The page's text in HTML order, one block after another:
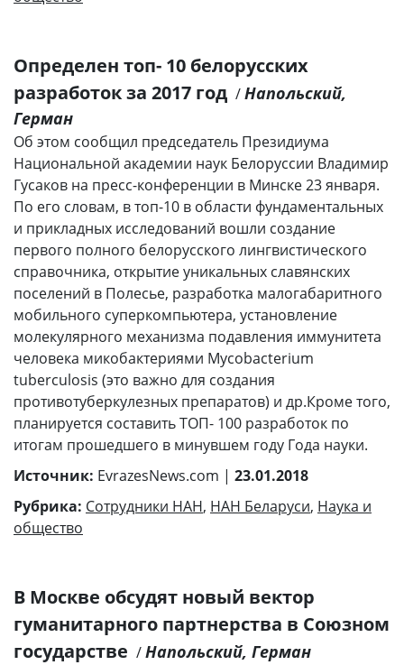
Определен топ- 10 белорусских
разработок за 2017 год /Напольский,
Герман
Об этом сообщил председатель Президиума
Национальной академии наук Белоруссии Владимир
Гусаков на пресс-конференции в Минске 23 января.
По его словам, в топ-10 в области фундаментальных
и прикладных исследований вошли создание
первого полного белорусского лингвистического
справочника, открытие уникальных славянских
поселений в Полесье, разработка малогабаритного
мобильного суперкомпьютера, установление
молекулярного механизма подавления иммунитета
человека микобактериями Mycobacterium
tuberculosis (это важно для создания
противотуберкулезных препаратов) и др.Кроме того,
планируется составить ТОП- 100 разработок по
итогам прошедшего в минувшем году Года науки.
Источник: EvrazesNews.com | 23.01.2018
Рубрика: Сотрудники НАН, НАН Беларуси, Наука и
общество
В Москве обсудят новый вектор
гуманитарного партнерства в Союзном
государстве /Напольский, Герман